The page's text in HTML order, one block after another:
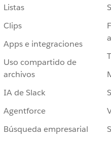
Listas
Clips
Apps e integraciones
Uso compartido de
archivos
IA de Slack
Agentforce
Búsqueda empresarial